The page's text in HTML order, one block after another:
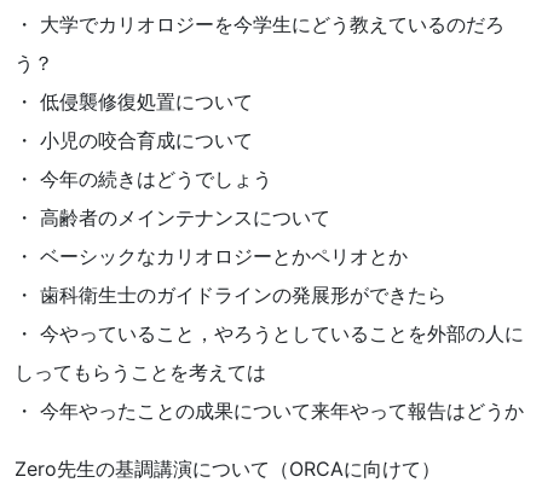
・ 大学でカリオロジーを今学生にどう教えているのだろ
う？
・ 低侵襲修復処置について
・ 小児の咬合育成について
・ 今年の続きはどうでしょう
・ 高齢者のメインテナンスについて
・ ベーシックなカリオロジーとかペリオとか
・ 歯科衛生士のガイドラインの発展形ができたら
・ 今やっていること，やろうとしていることを外部の人に
しってもらうことを考えては
・ 今年やったことの成果について来年やって報告はどうか
Zero先生の基調講演について（ORCAに向けて）